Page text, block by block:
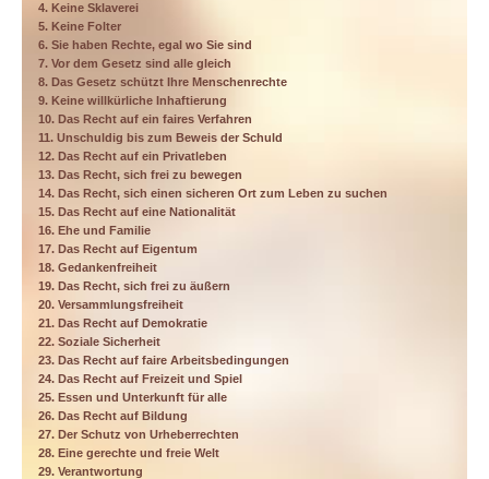
4. Keine Sklaverei
5. Keine Folter
6. Sie haben Rechte, egal wo Sie sind
7. Vor dem Gesetz sind alle gleich
8. Das Gesetz schützt Ihre Menschenrechte
9. Keine willkürliche Inhaftierung
10. Das Recht auf ein faires Verfahren
11. Unschuldig bis zum Beweis der Schuld
12. Das Recht auf ein Privatleben
13. Das Recht, sich frei zu bewegen
14. Das Recht, sich einen sicheren Ort zum Leben zu suchen
15. Das Recht auf eine Nationalität
16. Ehe und Familie
17. Das Recht auf Eigentum
18. Gedankenfreiheit
19. Das Recht, sich frei zu äußern
20. Versammlungsfreiheit
21. Das Recht auf Demokratie
22. Soziale Sicherheit
23. Das Recht auf faire Arbeitsbedingungen
24. Das Recht auf Freizeit und Spiel
25. Essen und Unterkunft für alle
26. Das Recht auf Bildung
27. Der Schutz von Urheberrechten
28. Eine gerechte und freie Welt
29. Verantwortung